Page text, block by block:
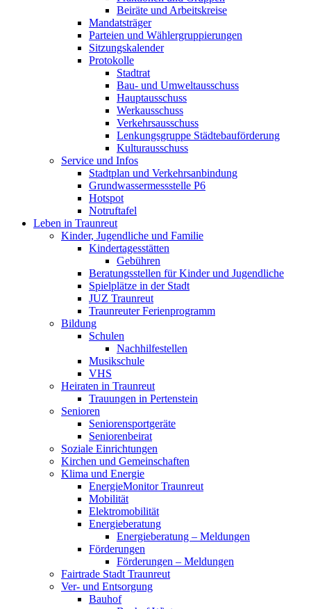
Beiräte und Arbeitskreise
Mandatsträger
Parteien und Wählergruppierungen
Sitzungskalender
Protokolle
Stadtrat
Bau- und Umweltausschuss
Hauptausschuss
Werkausschuss
Verkehrsausschuss
Lenkungsgruppe Städtebauförderung
Kulturausschuss
Service und Infos
Stadtplan und Verkehrsanbindung
Grundwassermessstelle P6
Hotspot
Notruftafel
Leben in Traunreut
Kinder, Jugendliche und Familie
Kindertagesstätten
Gebühren
Beratungsstellen für Kinder und Jugendliche
Spielplätze in der Stadt
JUZ Traunreut
Traunreuter Ferienprogramm
Bildung
Schulen
Nachhilfestellen
Musikschule
VHS
Heiraten in Traunreut
Trauungen in Pertenstein
Senioren
Seniorensportgeräte
Seniorenbeirat
Soziale Einrichtungen
Kirchen und Gemeinschaften
Klima und Energie
EnergieMonitor Traunreut
Mobilität
Elektromobilität
Energieberatung
Energieberatung – Meldungen
Förderungen
Förderungen – Meldungen
Fairtrade Stadt Traunreut
Ver- und Entsorgung
Bauhof